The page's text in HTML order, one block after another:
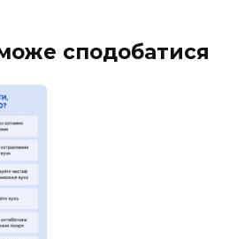
сподобатися